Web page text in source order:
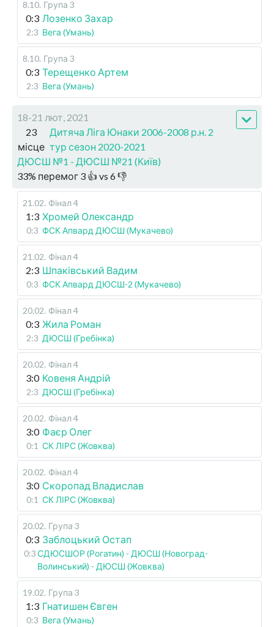
8.10. Група 3
0:3 Лозенко Захар
2:3 Вега (Умань)
8.10. Група 3
0:3 Терещенко Артем
2:3 Вега (Умань)
18-21 лют, 2021
23
місце
Дитяча Ліга Юнаки 2006-2008 р.н. 2
тур сезон 2020-2021
ДЮСШ №1 - ДЮСШ №21 (Київ)
33% перемог 3 👍 vs 6👎
21.02. Фінал 4
1:3 Хромей Олександр
0:3 ФСК Апвард ДЮСШ (Мукачево)
21.02. Фінал 4
2:3 Шпаківський Вадим
0:3 ФСК Апвард ДЮСШ-2 (Мукачево)
20.02. Фінал 4
0:3 Жила Роман
2:3 ДЮСШ (Гребінка)
20.02. Фінал 4
3:0 Ковеня Андрій
2:3 ДЮСШ (Гребінка)
20.02. Фінал 4
3:0 Фаєр Олег
0:1 СК ЛІРС (Жовква)
20.02. Фінал 4
3:0 Скоропад Владислав
0:1 СК ЛІРС (Жовква)
20.02. Група 3
0:3 Заблоцький Остап
0:3СДЮСШОР (Рогатин) - ДЮСШ (Новоград-
Волинський) - ДЮСШ (Жовква)
19.02. Група 3
1:3 Гнатишен Євген
0:3 Вега (Умань)